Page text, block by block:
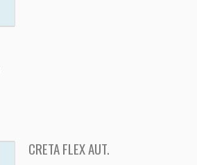
CRETA FLEX AUT.